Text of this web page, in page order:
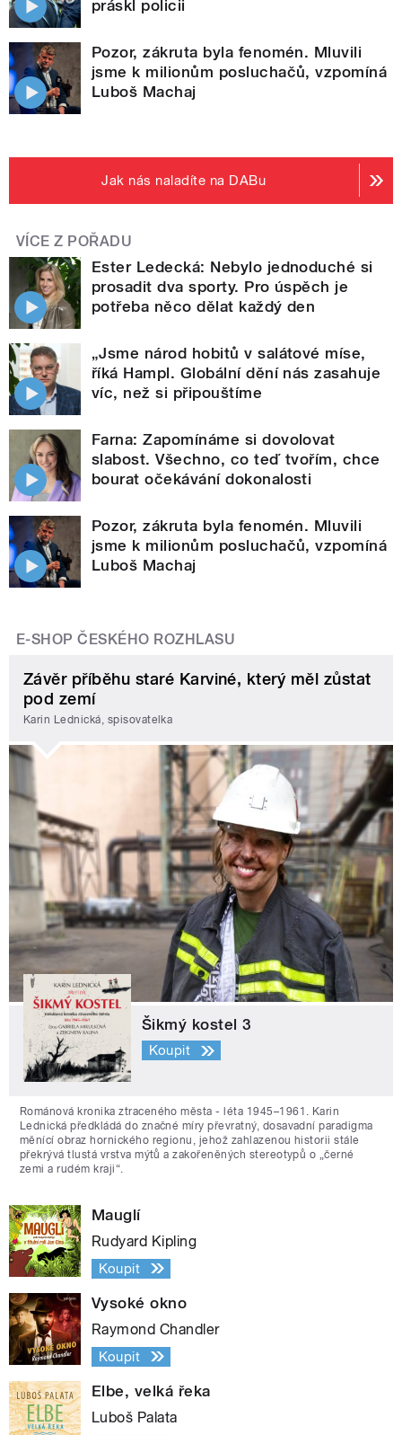
práskl policii
Pozor, zákruta byla fenomén. Mluvili
jsme k milionům posluchačů, vzpomíná
Luboš Machaj
Jak nás naladíte na DABu
VÍCE Z POŘADU
Ester Ledecká: Nebylo jednoduché si
prosadit dva sporty. Pro úspěch je
potřeba něco dělat každý den
„Jsme národ hobitů v salátové míse,
říká Hampl. Globální dění nás zasahuje
víc, než si připouštíme
Farna: Zapomínáme si dovolovat
slabost. Všechno, co teď tvořím, chce
bourat očekávání dokonalosti
Pozor, zákruta byla fenomén. Mluvili
jsme k milionům posluchačů, vzpomíná
Luboš Machaj
E-SHOP ČESKÉHO ROZHLASU
Závěr příběhu staré Karviné, který měl zůstat
pod zemí
Karin Lednická, spisovatelka
Šikmý kostel 3
Koupit
Románová kronika ztraceného města - léta 1945–1961. Karin
Lednická předkládá do značné míry převratný, dosavadní paradigma
měnící obraz hornického regionu, jehož zahlazenou historii stále
překrývá tlustá vrstva mýtů a zakořeněných stereotypů o „černé
zemi a rudém kraji“.
Mauglí
Rudyard Kipling
Koupit
Vysoké okno
Raymond Chandler
Koupit
Elbe, velká řeka
Luboš Palata